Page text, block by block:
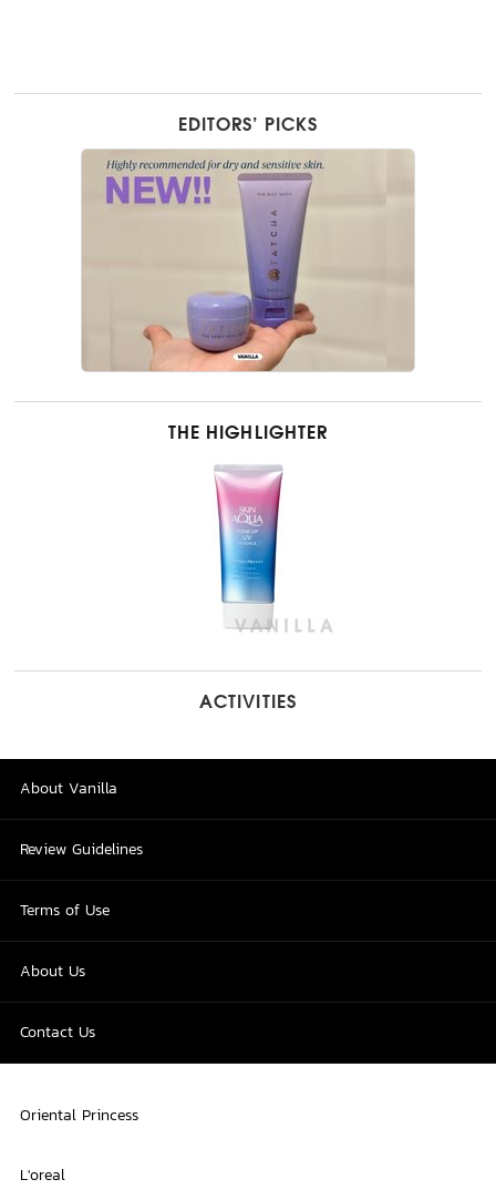
EDITORS’ PICKS
THE HIGHLIGHTER
ACTIVITIES
About Vanilla
Review Guidelines
Terms of Use
About Us
Contact Us
Oriental Princess
L'oreal